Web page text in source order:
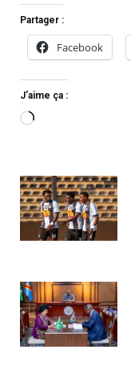
Partager :
Facebook
J’aime ça :